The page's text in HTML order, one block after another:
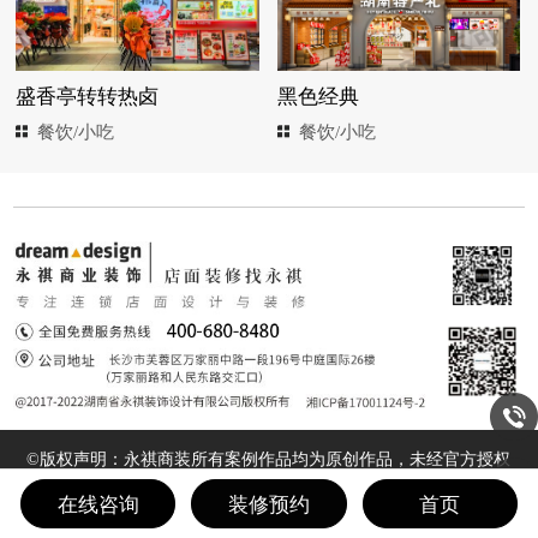
盛香亭转转热卤
餐饮/小吃
黑色经典
餐饮/小吃
©版权声明：永祺商装所有案例作品均为原创作品，未经官方授权
不得转载、摘编或利用其它方式使用。违反声明者，永祺商装保
留追究其相关法律责任的权利。
在线咨询 装修预约 首页